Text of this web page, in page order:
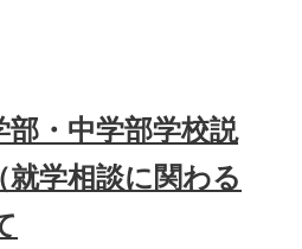
・中学部学校説
学相談に関わる